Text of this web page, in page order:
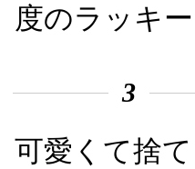
度のラッキ
3
可愛くて捨